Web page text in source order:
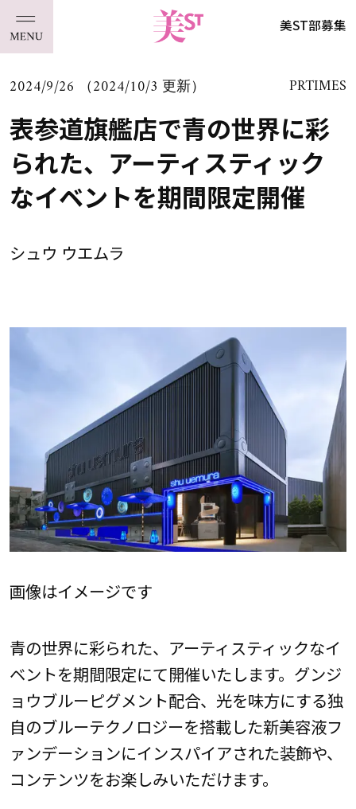
美ST部募集
2024/9/26 （2024/10/3 更新） PRTIMES
表参道旗艦店で青の世界に彩
られた、アーティスティック
なイベントを期間限定開催
シュウ ウエムラ
画像はイメージです
青の世界に彩られた、アーティスティックなイ
ベントを期間限定にて開催いたします。グンジ
ョウブルーピグメント配合、光を味方にする独
自のブルーテクノロジーを搭載した新美容液フ
ァンデーションにインスパイアされた装飾や、
コンテンツをお楽しみいただけます。